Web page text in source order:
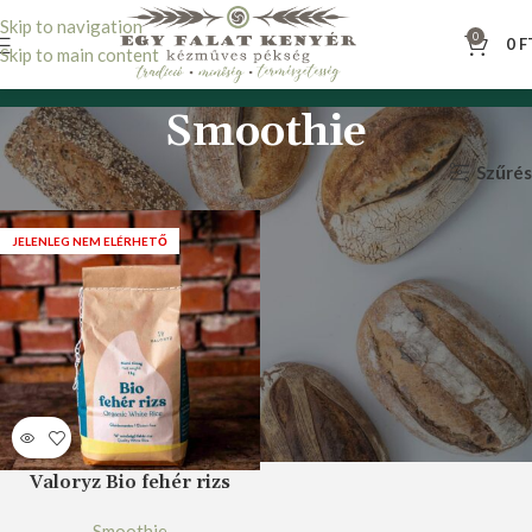
Skip to navigation
Skip to main content
0 0
Smoothie
Kezdőlap Tartós élelmiszer Rizs Smoothie Szűrés
JELENLEG NEM ELÉRHETŐ
Valoryz Bio fehér rizs